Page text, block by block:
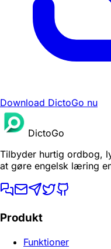
Download DictoGo nu
DictoGo
Tilbyder hurtig ordbog,
at gøre engelsk læring
Produkt
Funktioner